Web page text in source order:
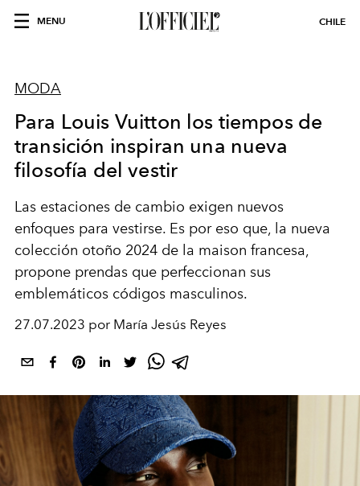
MENU CHILE
MODA
Para Louis Vuitton los tiempos de
transición inspiran una nueva
filosofía del vestir
Las estaciones de cambio exigen nuevos
enfoques para vestirse. Es por eso que, la nueva
colección otoño 2024 de la maison francesa,
propone prendas que perfeccionan sus
emblemáticos códigos masculinos.
27.07.2023 por María Jesús Reyes